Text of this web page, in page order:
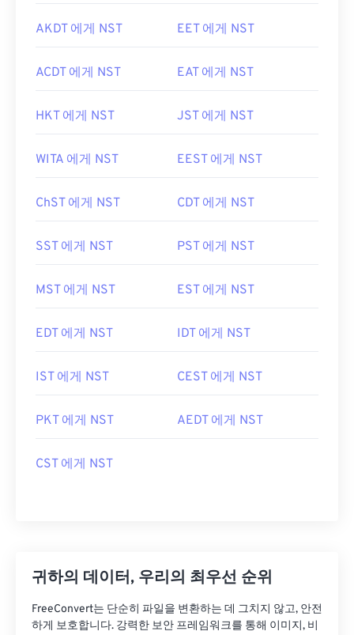
AKDT 에게 NST EET 에게 NST
ACDT 에게 NST EAT 에게 NST
HKT 에게 NST JST 에게 NST
WITA 에게 NST EEST 에게 NST
ChST 에게 NST CDT 에게 NST
SST 에게 NST PST 에게 NST
MST 에게 NST EST 에게 NST
EDT 에게 NST IDT 에게 NST
IST 에게 NST CEST 에게 NST
PKT 에게 NST AEDT 에게 NST
CST 에게 NST
귀하의 데이터, 우리의 최우선 순위
FreeConvert는 단순히 파일을 변환하는 데 그치지 않고, 안전
하게 보호합니다. 강력한 보안 프레임워크를 통해 이미지, 비